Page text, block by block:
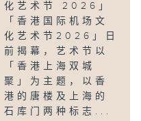
化艺术节 2026」
「香港国际机场文
化艺术节2026」日
前揭幕，艺术节以
「香港上海双城
聚」为主题，以香
港的唐楼及上海的
石库门两种标志...